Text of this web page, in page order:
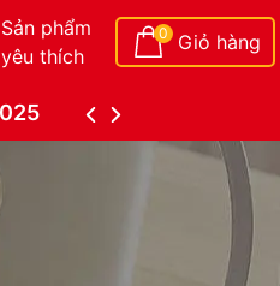
Sản phẩm
yêu thích
0 Giỏ hàng
Catalogue Duy Tân